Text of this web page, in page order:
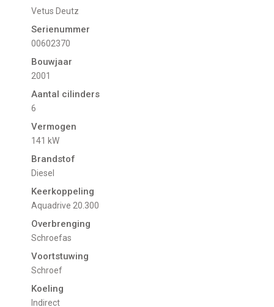
Vetus Deutz
Serienummer
00602370
Bouwjaar
2001
Aantal cilinders
6
Vermogen
141 kW
Brandstof
Diesel
Keerkoppeling
Aquadrive 20.300
Overbrenging
Schroefas
Voortstuwing
schroef
Koeling
indirect